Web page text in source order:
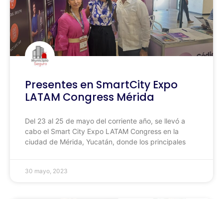
Presentes en SmartCity Expo
LATAM Congress Mérida
Del 23 al 25 de mayo del corriente año, se llevó a
cabo el Smart City Expo LATAM Congress en la
ciudad de Mérida, Yucatán, donde los principales
30 mayo, 2023